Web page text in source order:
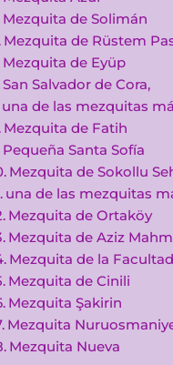
Mezquita de Solimán
Mezquita de Rüstem
Mezquita de Eyüp
San Salvador de Cora,
una de las mezquitas
Mezquita de Fatih
Pequeña Santa Sofía
Mezquita de Sokollu
una de las mezquitas
Mezquita de Ortaköy
Mezquita de Aziz
Mezquita de la
Mezquita de Cinili
Mezquita Şakirin
Mezquita
Mezquita Nueva